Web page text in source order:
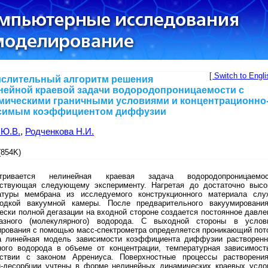
[ Switch to
алгоритм решения
краевой задачи водородопроницаемости с
граничными условиями и
коэффициентом диффузии
Ю.В., Родченкова Н.И.
нелинейная краевая задача
следующему эксперименту. Нагретая до достаточно
мембрана из исследуемого конструкционного материала
вакуумной камеры. После предварительного
полной дегазации на входной стороне создается постоянное
(молекулярного) водорода. С выходной стороны в
с помощью масс-спектрометра определяется проникающий
линейная модель зависимости коэффициента диффузии
водорода в объеме от концентрации, температурная
с законом Аррениуса. Поверхностные процессы
десорбции учтены в форме нелинейных динамических краевых